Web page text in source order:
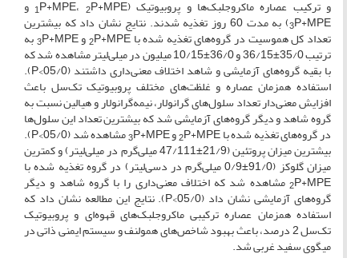
و ترکیب عصاره ماکروجلبک‌ها و پروبیوتیک ( 1P+MPE، 2P+MPE و
3 P+MPE) به مدت 60 روز تغذیه شدند. نتایج نشان داد که بیشترین
تعداد کل هموسیت در گروه‌های تغذیه شده با 2P+MPE و 3 P+MPE به
ترتیب 35/0±36/15 و 36/0±10/15 میلیون در میلی‌لیتر مشاهده شد که
با بقیه گروه‌های آزمایشی و شاهد اختلاف معنی‌داری داشتند (05/0>P).
استفاده همزمان عصاره و غلظت‌های مختلف پروبیوتیک تک‌سل باعث
افزایش معنی‌دار تعداد سلول‌های گرانولار‌‌، نیمه‌گرانولار و هیالین نسبت به
گروه شاهد و دیگر گروه‌های آزمایشی شد که بیشترین تعداد این سلول‌ها
در گروه‌های تغذیه شده با 2P+MPE و 3 P+MPE مشاهده شد (05/0>P).
بیشترین میزان پروتئین (21/9±47/111 میلی‌گرم در میلی‌لیتر) و کمترین
میزان گلوکز (91/0±0/9 میلی‌گرم در دسی‌لیتر) در گروه تغذیه شده با
2 P+MPE مشاهده شد که اختلاف معنی‌داری را با گروه شاهد و دیگر
گروه‌های آزمایشی نشان داد (05/0>P). نتایج این مطالعه نشان داد که
استفاده همزمان عصاره ترکیبی ماکروجلبک‌های قهوه‌ای و پروبیوتیک
تک‌سل 2 درصد، باعث بهبود شاخص‌های همولنف و سیستم ایمنی ذاتی در
میگوی سفید غربی شد.